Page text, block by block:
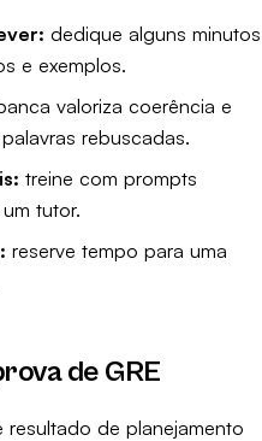
dedique alguns minutos
e exemplos.
valoriza coerência e
rebuscadas.
treine com prompts
tutor.
reserve tempo para uma
de GRE
de planejamento